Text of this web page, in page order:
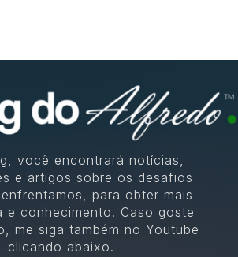
você encontrará notícias,
e artigos sobre os desafios
para obter mais
e conhecimento. Caso goste
me siga também no Youtube
clicando abaixo.